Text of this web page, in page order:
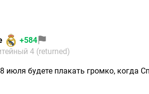
+584
4 (returned)
июля будете плакать громко, когда